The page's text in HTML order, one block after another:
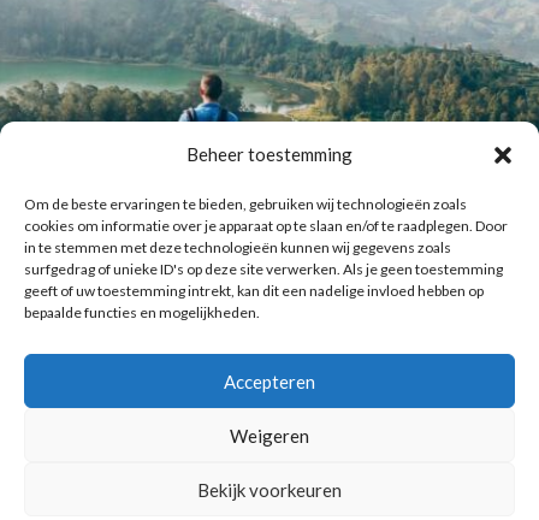
Beheer toestemming
Om de beste ervaringen te bieden, gebruiken wij technologieën zoals
cookies om informatie over je apparaat op te slaan en/of te raadplegen. Door
in te stemmen met deze technologieën kunnen wij gegevens zoals
surfgedrag of unieke ID's op deze site verwerken. Als je geen toestemming
geeft of uw toestemming intrekt, kan dit een nadelige invloed hebben op
bepaalde functies en mogelijkheden.
Accepteren
Weigeren
Bekijk voorkeuren
Laat meer posts zien Volg me op Instagram
Copyright © 2016 Reismuts.nl - All rights reserved - Powered by